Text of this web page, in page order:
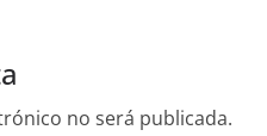
no será publicada.